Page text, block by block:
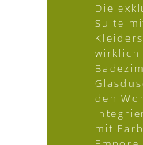
Die
Suite
wirklich
den
mit